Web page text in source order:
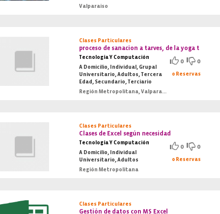
Valparaiso
Clases Particulares
proceso de sanacion a tarves, de la yoga t
Tecnología Y Computación
A Domicilio, Individual, Grupal
Universitario, Adultos, Tercera
Edad, Secundario, Terciario
Región Metropolitana, Valparaiso
0 0
0 Reservas
Clases Particulares
Clases de Excel según necesidad
Tecnología Y Computación
A Domicilio, Individual
Universitario, Adultos
Región Metropolitana
0 0
0 Reservas
Clases Particulares
Gestión de datos con MS Excel